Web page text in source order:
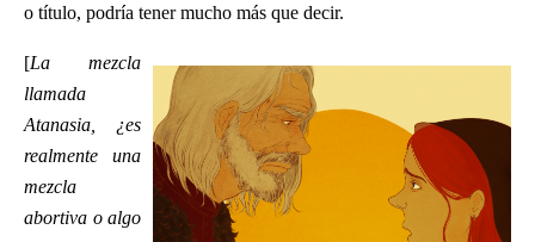
o título, podría tener mucho más que decir.
[La mezcla
llamada
Atanasia, ¿es
realmente una
mezcla
abortiva o algo